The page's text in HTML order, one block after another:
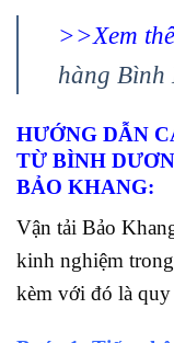
>>Xem
hàng
HƯỚNG DẪN
TỪ BÌNH
BẢO KHANG:
Vận tải Bảo
kinh nghiệm
kèm với đó là